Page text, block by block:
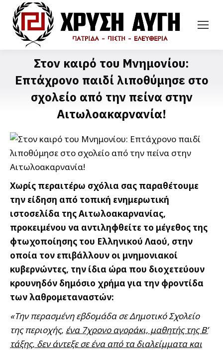
Στον καιρό του Μνημονίου:
Επτάχρονο παιδί λιποθύμησε στο
σχολείο από την πείνα στην
Αιτωλοακαρνανία!
Χωρίς περαιτέρω σχόλια σας παραθέτουμε
την είδηση από τοπική ενημερωτική
ιστοσελίδα της Αιτωλοακαρνανίας,
προκειμένου να αντιληφθείτε το μέγεθος της
φτωχοποίησης του Ελληνικού Λαού, στην
οποία τον επιβάλλουν οι μνημονιακοί
κυβερνώντες, την ίδια ώρα που διοχετεύουν
κρουνηδόν δημόσιο χρήμα για την φροντίδα
των λαθρομεταναστών:
«Την περασμένη εβδομάδα σε Δημοτικό Σχολείο
της περιοχής, ένα 7χρονο αγοράκι, μαθητής της Β’
τάξης, δεν άντεξε σε ένα από τα διαλείμματα και